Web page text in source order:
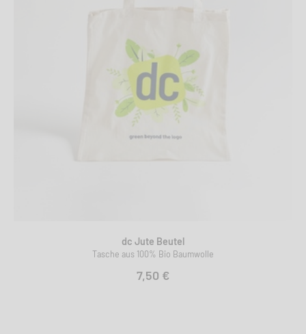
dc Jute Beutel
Tasche aus 100% Bio Baumwolle
7,50 €